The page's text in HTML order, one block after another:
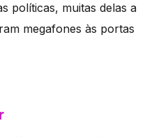
políticas, muitas delas a
megafones às portas